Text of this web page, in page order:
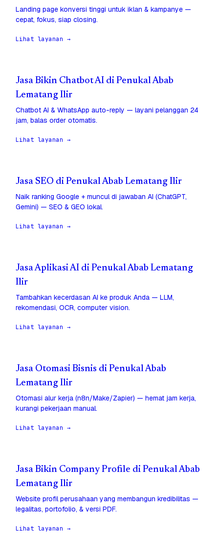
Landing page konversi tinggi untuk iklan & kampanye —
cepat, fokus, siap closing.
Lihat layanan →
Jasa Bikin Chatbot AI di Penukal Abab
Lematang Ilir
Chatbot AI & WhatsApp auto-reply — layani pelanggan 24
jam, balas order otomatis.
Lihat layanan →
Jasa SEO di Penukal Abab Lematang Ilir
Naik ranking Google + muncul di jawaban AI (ChatGPT,
Gemini) — SEO & GEO lokal.
Lihat layanan →
Jasa Aplikasi AI di Penukal Abab Lematang
Ilir
Tambahkan kecerdasan AI ke produk Anda — LLM,
rekomendasi, OCR, computer vision.
Lihat layanan →
Jasa Otomasi Bisnis di Penukal Abab
Lematang Ilir
Otomasi alur kerja (n8n/Make/Zapier) — hemat jam kerja,
kurangi pekerjaan manual.
Lihat layanan →
Jasa Bikin Company Profile di Penukal Abab
Lematang Ilir
Website profil perusahaan yang membangun kredibilitas —
legalitas, portofolio, & versi PDF.
Lihat layanan →